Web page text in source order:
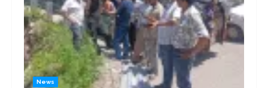
News